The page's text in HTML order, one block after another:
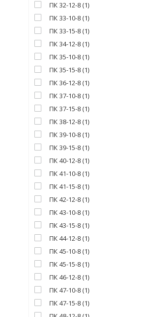
ПК 32-12-8 (1)
ПК 33-10-8 (1)
ПК 33-15-8 (1)
ПК 34-12-8 (1)
ПК 35-10-8 (1)
ПК 35-15-8 (1)
ПК 36-12-8 (1)
ПК 37-10-8 (1)
ПК 37-15-8 (1)
ПК 38-12-8 (1)
ПК 39-10-8 (1)
ПК 39-15-8 (1)
ПК 40-12-8 (1)
ПК 41-10-8 (1)
ПК 41-15-8 (1)
ПК 42-12-8 (1)
ПК 43-10-8 (1)
ПК 43-15-8 (1)
ПК 44-12-8 (1)
ПК 45-10-8 (1)
ПК 45-15-8 (1)
ПК 46-12-8 (1)
ПК 47-10-8 (1)
ПК 47-15-8 (1)